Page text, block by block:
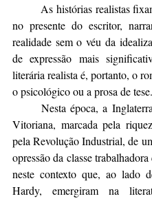
no presente do escritor,
realidade sem o véu da
de expressão mais
literária realista é, portanto, o
o psicológico ou a prosa de tese.
Nesta época, a
Vitoriana, marcada pela
pela Revolução Industrial, de
opressão da classe
neste contexto que, ao lado
Hardy, emergiram na